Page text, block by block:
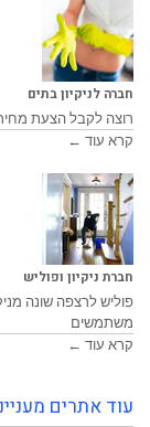
חברה לניקיון בתים
רוצה לקבל הצעת
קרא עוד ←
חברת ניקיון ופוליש
פוליש לרצפה שונה
משתמשים
קרא עוד ←
עוד אתרים